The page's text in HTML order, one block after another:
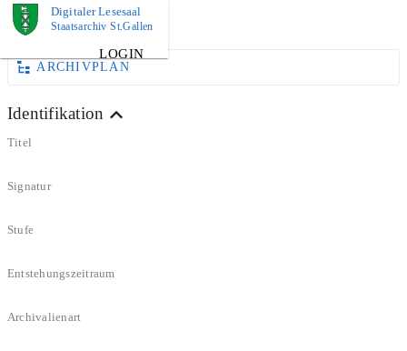
Digitaler Lesesaal
Staatsarchiv St.Gallen
LOGIN
DOKUMENT
ARCHIVPLAN
Identifikation
Titel
Signatur
Stufe
Entstehungszeitraum
Archivalienart